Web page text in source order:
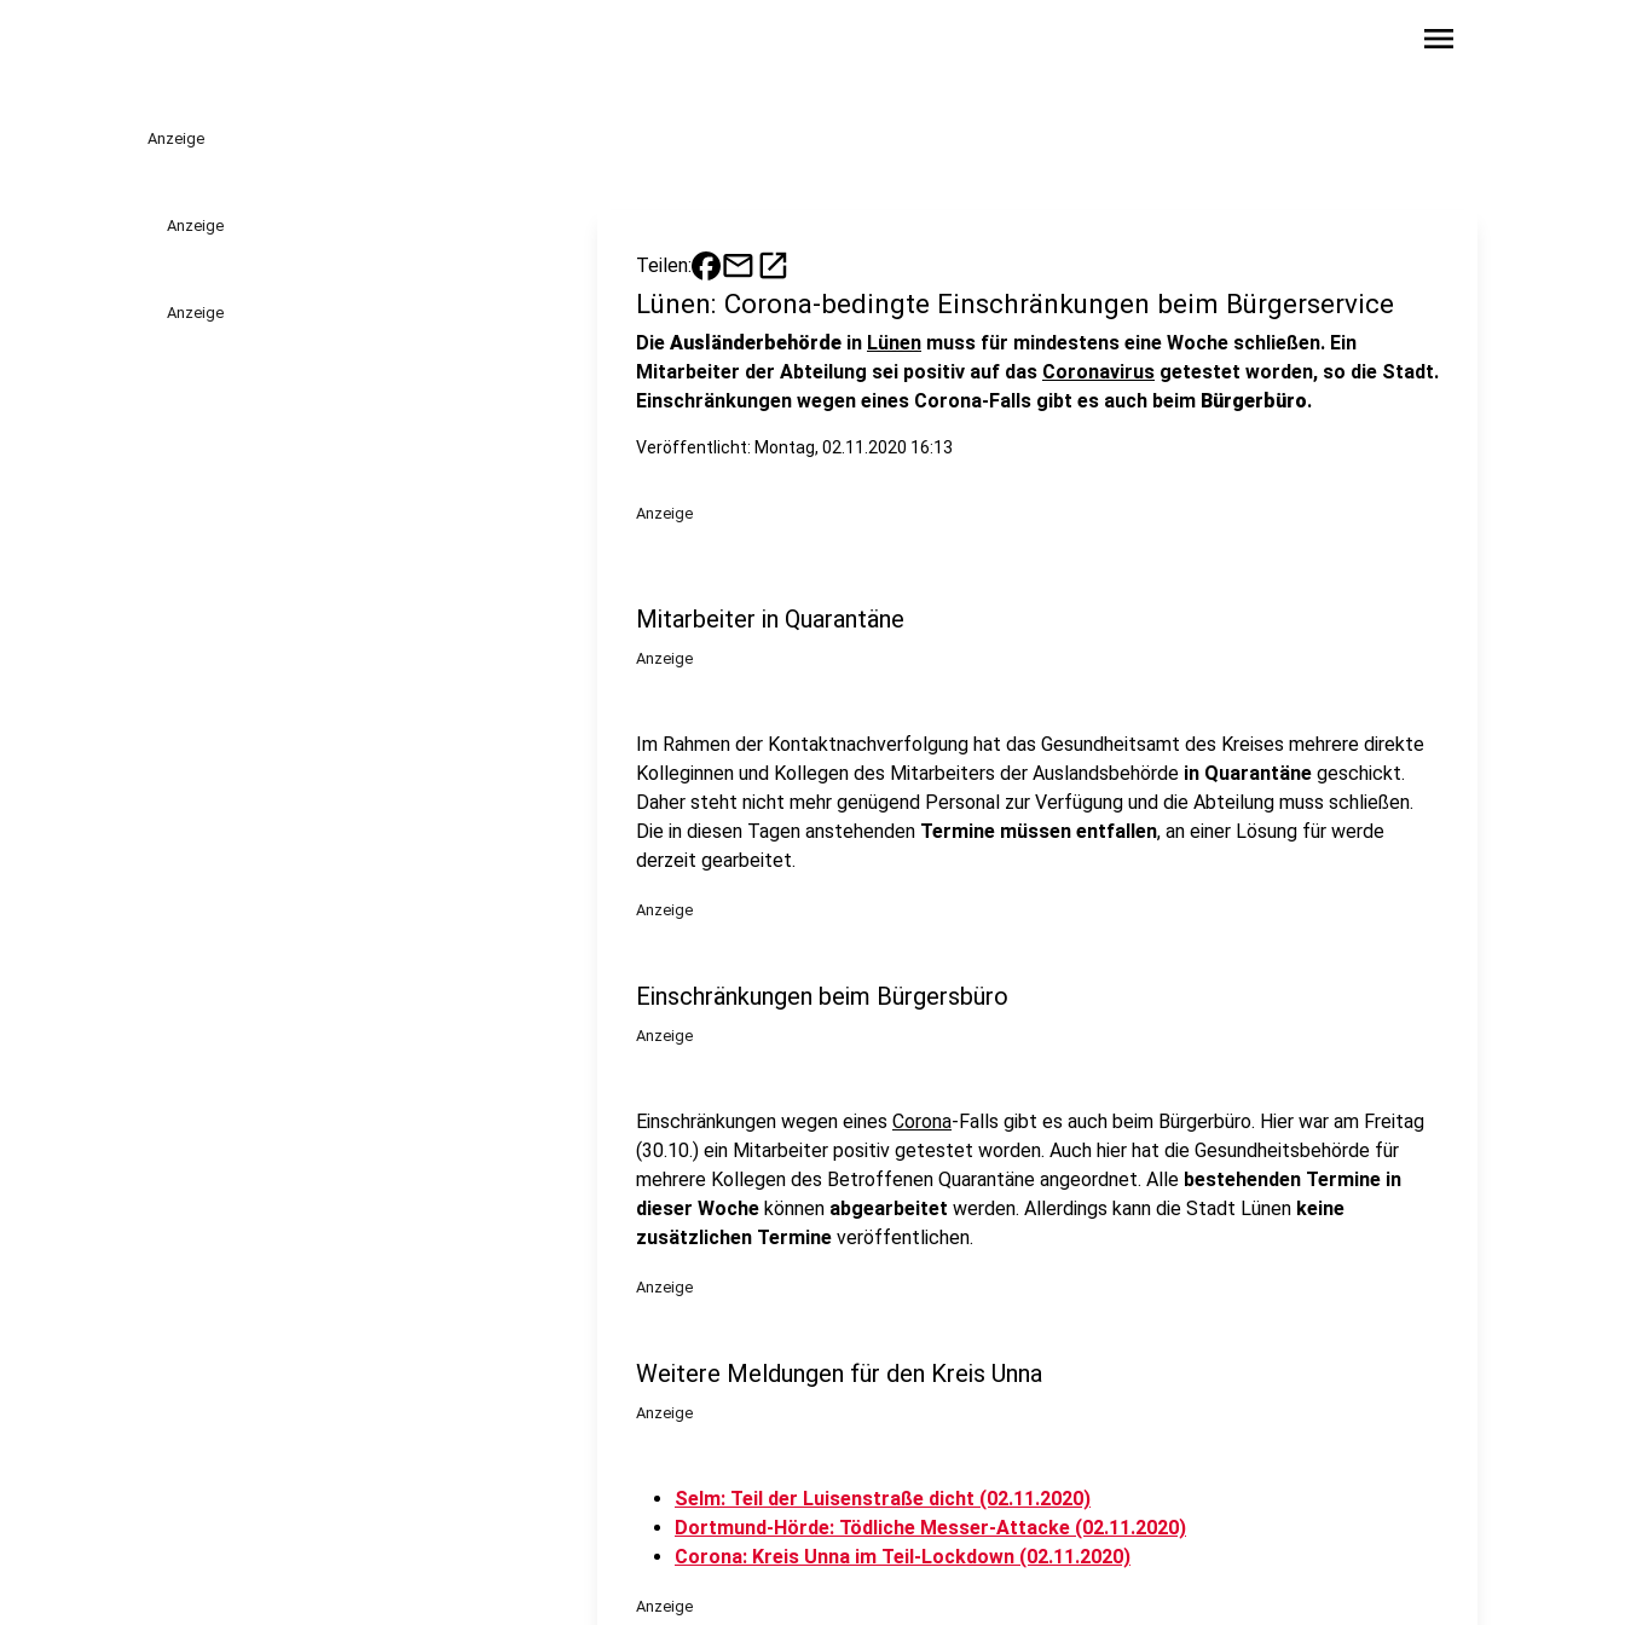
menu
Anzeige
Anzeige
Anzeige
Teilen: mailopen_in_new
Lünen: Corona-bedingte Einschränkungen beim Bürgerservice
Die Ausländerbehörde in Lünen muss für mindestens eine Woche schließen. Ein
Mitarbeiter der Abteilung sei positiv auf das Coronavirus getestet worden, so die Stadt.
Einschränkungen wegen eines Corona-Falls gibt es auch beim Bürgerbüro.
Veröffentlicht: Montag, 02.11.2020 16:13
Anzeige
Mitarbeiter in Quarantäne
Anzeige
Im Rahmen der Kontaktnachverfolgung hat das Gesundheitsamt des Kreises mehrere direkte
Kolleginnen und Kollegen des Mitarbeiters der Auslandsbehörde in Quarantäne geschickt.
Daher steht nicht mehr genügend Personal zur Verfügung und die Abteilung muss schließen.
Die in diesen Tagen anstehenden Termine müssen entfallen, an einer Lösung für werde
derzeit gearbeitet.
Anzeige
Einschränkungen beim Bürgersbüro
Anzeige
Einschränkungen wegen eines Corona-Falls gibt es auch beim Bürgerbüro. Hier war am Freitag
(30.10.) ein Mitarbeiter positiv getestet worden. Auch hier hat die Gesundheitsbehörde für
mehrere Kollegen des Betroffenen Quarantäne angeordnet. Alle bestehenden Termine in
dieser Woche können abgearbeitet werden. Allerdings kann die Stadt Lünen keine
zusätzlichen Termine veröffentlichen.
Anzeige
Weitere Meldungen für den Kreis Unna
Anzeige
Selm: Teil der Luisenstraße dicht (02.11.2020)
Dortmund-Hörde: Tödliche Messer-Attacke (02.11.2020)
Corona: Kreis Unna im Teil-Lockdown (02.11.2020)
Anzeige